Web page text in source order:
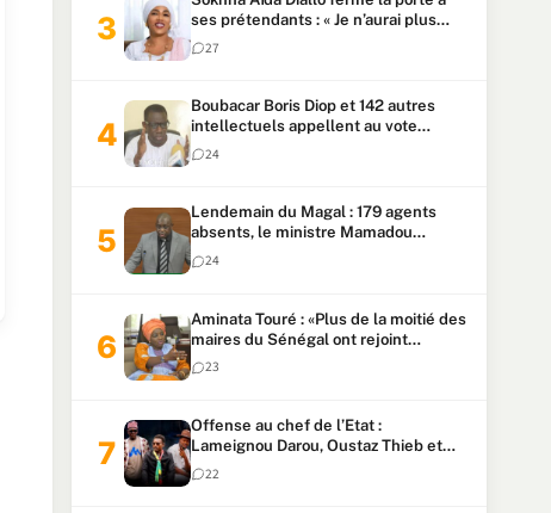
ses prétendants : « Je n’aurai plus
jamais un autre mari »
27
Boubacar Boris Diop et 142 autres
intellectuels appellent au vote
urgent de la révision
constitutionnelle
24
Lendemain du Magal : 179 agents
absents, le ministre Mamadou
Lamine Dianté exige des explications
24
Aminata Touré : «Plus de la moitié des
maires du Sénégal ont rejoint
Kiiraay»
23
Offense au chef de l’Etat :
Lameignou Darou, Oustaz Thieb et
Ndiaye Touba lourdement
condamnés
22